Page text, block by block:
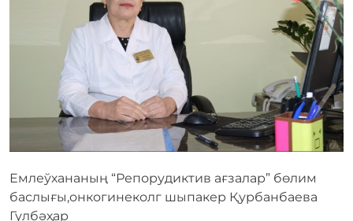
Емлеўхананың “Репорудиктив ағзалар” бөлим
баслығы,онкогинеколг шыпакер Қурбанбаева
Гүлбәҳар